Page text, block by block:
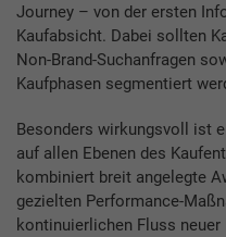
Journey – von der ersten
Kaufabsicht. Dabei sollten
Non-Brand-Suchanfragen
Kaufphasen segmentiert
Besonders wirkungsvoll ist
auf allen Ebenen des
kombiniert breit angelegte
gezielten Performance-
kontinuierlichen Fluss